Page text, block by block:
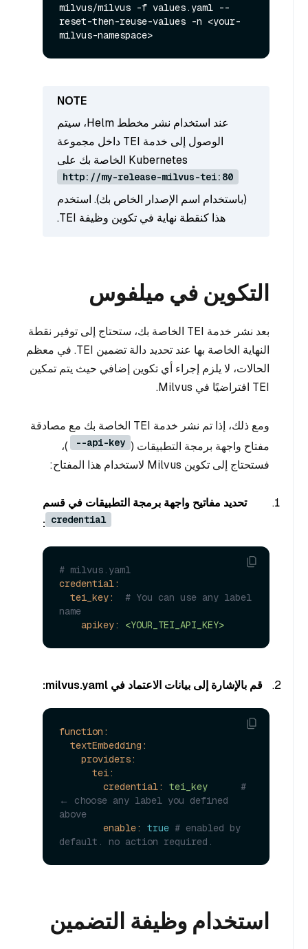
milvus/milvus -f values.yaml --
reset-then-reuse-values -n <your-
عند استخدام نشر مخطط Helm، سيتم
الوصول إلى خدمة TEI داخل مجموعة
Kubernetes الخاصة بك على
http://my-release-milvus-tei:80
(باستخدام اسم الإصدار الخاص بك). استخدم
هذا كنقطة نهاية في تكوين وظيفة TEI.
التكوين في ميلفوس
بعد نشر خدمة TEI الخاصة بك، ستحتاج إلى توفير نقطة
النهاية الخاصة بها عند تحديد دالة تضمين TEI. في معظم
الحالات، لا يلزم إجراء أي تكوين إضافي حيث يتم تمكين
TEI افتراضيًا في Milvus.
ومع ذلك، إذا تم نشر خدمة TEI الخاصة بك مع مصادقة
مفتاح واجهة برمجة التطبيقات ( --api-key
)،
فستحتاج إلى تكوين Milvus لاستخدام هذا المفتاح:
تحديد مفاتيح واجهة برمجة التطبيقات في قسم
credential
:
# milvus.yaml
credential:
tei_key:
# You can use any label
name
apikey:
<YOUR_TEI_API_KEY>
قم بالإشارة إلى بيانات الاعتماد في milvus.yaml:
function:
textEmbedding:
providers:
tei:
credential:
tei_key
#
← choose any label you defined
above
enable:
true # enabled by
default. no action required.
استخدام وظيفة التضمين